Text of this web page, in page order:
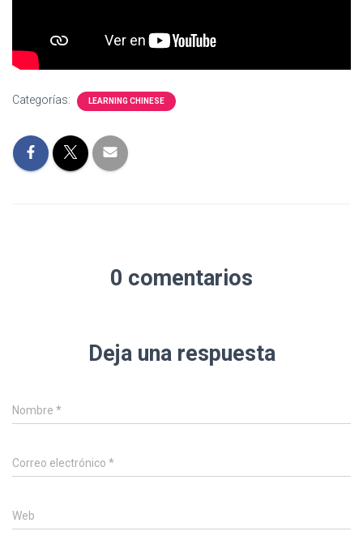
Categorías: LEARNING CHINESE
0 comentarios
Deja una respuesta
Nombre *
Correo electrónico *
Web